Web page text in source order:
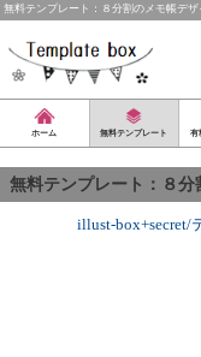
無料テンプレート：８分割のメモ帳デ
ホーム 無料テンプレート 有
無料テンプレート：８
illust-box+secret/